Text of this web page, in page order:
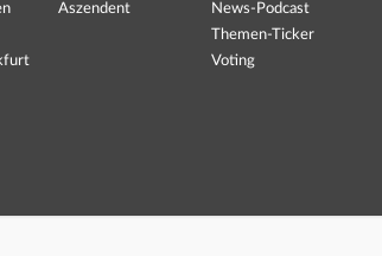
Aszendent
News-Podcast
Themen-Ticker
Voting